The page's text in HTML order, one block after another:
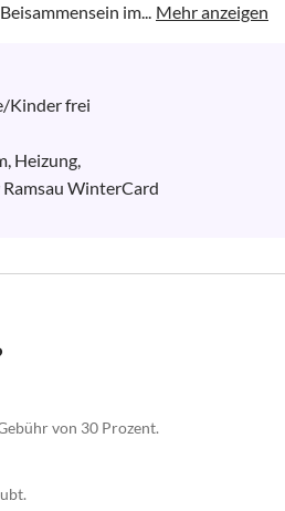
im... Mehr anzeigen
Kinder frei
Heizung,
WinterCard
von 30 Prozent.